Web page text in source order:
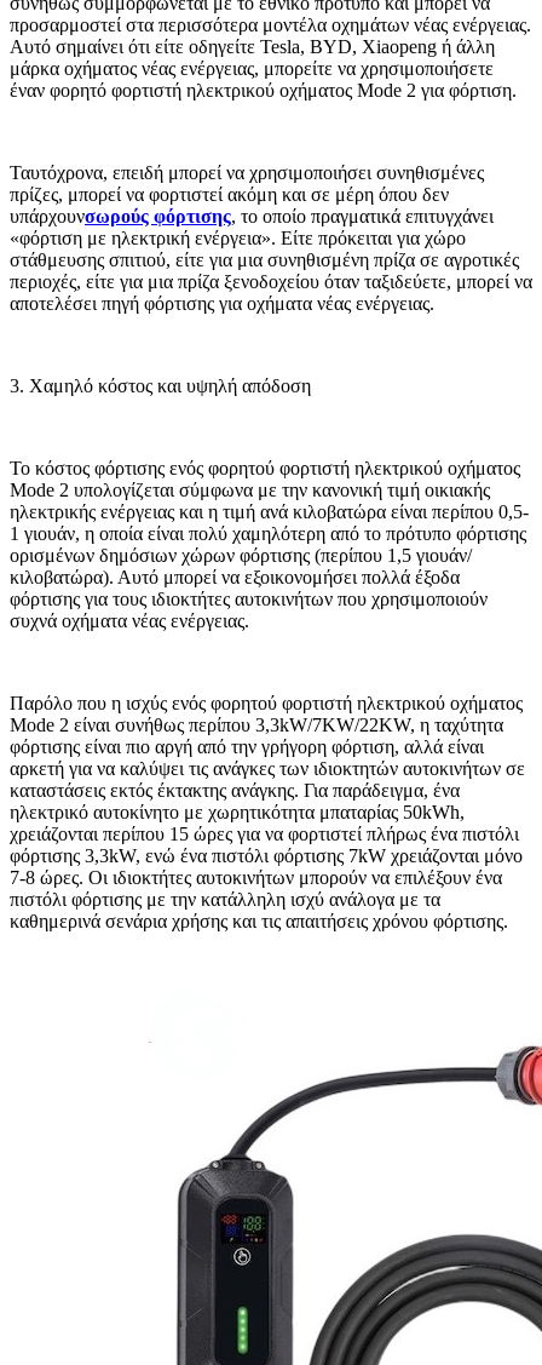
προσαρμοστεί στα περισσότερα μοντέλα οχημάτων νέας ενέργειας.
Αυτό σημαίνει ότι είτε οδηγείτε Tesla, BYD, Xiaopeng ή άλλη
μάρκα οχήματος νέας ενέργειας, μπορείτε να χρησιμοποιήσετε
έναν φορητό φορτιστή ηλεκτρικού οχήματος Mode 2 για φόρτιση.
Ταυτόχρονα, επειδή μπορεί να χρησιμοποιήσει συνηθισμένες
πρίζες, μπορεί να φορτιστεί ακόμη και σε μέρη όπου δεν
υπάρχουνσωρούς φόρτισης, το οποίο πραγματικά επιτυγχάνει
«φόρτιση με ηλεκτρική ενέργεια». Είτε πρόκειται για χώρο
στάθμευσης σπιτιού, είτε για μια συνηθισμένη πρίζα σε αγροτικές
περιοχές, είτε για μια πρίζα ξενοδοχείου όταν ταξιδεύετε, μπορεί να
αποτελέσει πηγή φόρτισης για οχήματα νέας ενέργειας.
3. Χαμηλό κόστος και υψηλή απόδοση
Το κόστος φόρτισης ενός φορητού φορτιστή ηλεκτρικού οχήματος
Mode 2 υπολογίζεται σύμφωνα με την κανονική τιμή οικιακής
ηλεκτρικής ενέργειας και η τιμή ανά κιλοβατώρα είναι περίπου 0,5-
1 γιουάν, η οποία είναι πολύ χαμηλότερη από το πρότυπο φόρτισης
ορισμένων δημόσιων χώρων φόρτισης (περίπου 1,5 γιουάν/
κιλοβατώρα). Αυτό μπορεί να εξοικονομήσει πολλά έξοδα
φόρτισης για τους ιδιοκτήτες αυτοκινήτων που χρησιμοποιούν
συχνά οχήματα νέας ενέργειας.
Παρόλο που η ισχύς ενός φορητού φορτιστή ηλεκτρικού οχήματος
Mode 2 είναι συνήθως περίπου 3,3kW/7KW/22KW, η ταχύτητα
φόρτισης είναι πιο αργή από την γρήγορη φόρτιση, αλλά είναι
αρκετή για να καλύψει τις ανάγκες των ιδιοκτητών αυτοκινήτων σε
καταστάσεις εκτός έκτακτης ανάγκης. Για παράδειγμα, ένα
ηλεκτρικό αυτοκίνητο με χωρητικότητα μπαταρίας 50kWh,
χρειάζονται περίπου 15 ώρες για να φορτιστεί πλήρως ένα πιστόλι
φόρτισης 3,3kW, ενώ ένα πιστόλι φόρτισης 7kW χρειάζονται μόνο
7-8 ώρες. Οι ιδιοκτήτες αυτοκινήτων μπορούν να επιλέξουν ένα
πιστόλι φόρτισης με την κατάλληλη ισχύ ανάλογα με τα
καθημερινά σενάρια χρήσης και τις απαιτήσεις χρόνου φόρτισης.